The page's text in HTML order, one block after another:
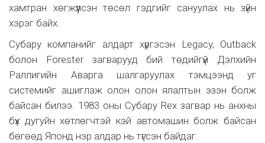
хамтран хөгжүүлсэн төсөл гэдгийг сануулах нь зүйн
хэрэг байх.
Субару компанийг алдарт хүргэсэн Legacy, Outback
болон Forester загварууд бий төдийгүй Дэлхийн
Раллигийн Аварга шалгаруулах тэмцээнд уг
системийг ашиглаж олон олон ялалтын эзэн болж
байсан билээ. 1983 оны Субару Rex загвар нь анхны
бүх дугуйн хөтлөгчтэй кэй автомашин болж байсан
бөгөөд Японд нэр алдар нь түгсэн байдаг.